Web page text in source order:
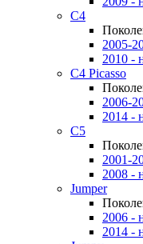
C4
2005-
2010 -
C4 Picasso
2006-
2014 -
C5
2001-
2008 -
Jumper
2006 -
2014 -